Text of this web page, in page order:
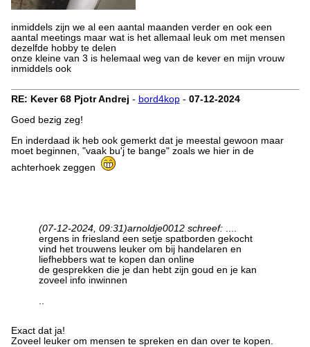
inmiddels zijn we al een aantal maanden verder en ook een
aantal meetings maar wat is het allemaal leuk om met mensen
dezelfde hobby te delen
onze kleine van 3 is helemaal weg van de kever en mijn vrouw
inmiddels ook
RE: Kever 68 Pjotr Andrej - bord4kop- 07-12-2024
Goed bezig zeg!
En inderdaad ik heb ook gemerkt dat je meestal gewoon maar
moet beginnen, "vaak bu'j te bange" zoals we hier in de
achterhoek zeggen
(07-12-2024, 09:31)arnoldje0012 schreef: ....
ergens in friesland een setje spatborden gekocht
vind het trouwens leuker om bij handelaren en
liefhebbers wat te kopen dan online
de gesprekken die je dan hebt zijn goud en je kan
zoveel info inwinnen
..
Exact dat ja!
Zoveel leuker om mensen te spreken en dan over te kopen.